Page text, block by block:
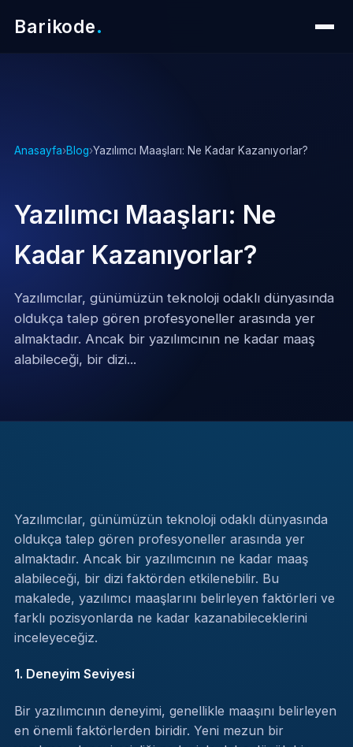
Barikode.
Anasayfa›Blog›Yazılımcı Maaşları: Ne Kadar Kazanıyorlar?
Yazılımcı Maaşları: Ne
Kadar Kazanıyorlar?
Yazılımcılar, günümüzün teknoloji odaklı dünyasında
oldukça talep gören profesyoneller arasında yer
almaktadır. Ancak bir yazılımcının ne kadar maaş
alabileceği, bir dizi...
Yazılımcılar, günümüzün teknoloji odaklı dünyasında
oldukça talep gören profesyoneller arasında yer
almaktadır. Ancak bir yazılımcının ne kadar maaş
alabileceği, bir dizi faktörden etkilenebilir. Bu
makalede, yazılımcı maaşlarını belirleyen faktörleri ve
farklı pozisyonlarda ne kadar kazanabileceklerini
inceleyeceğiz.
1. Deneyim Seviyesi
Bir yazılımcının deneyimi, genellikle maaşını belirleyen
en önemli faktörlerden biridir. Yeni mezun bir